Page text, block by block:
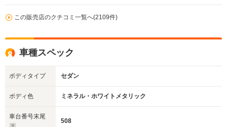
この販売店のクチコミ一覧へ(2109件)
車種スペック
ボディタイプ セダン
ボディ色 ミネラル・ホワイトメタリック
車台番号末尾
508